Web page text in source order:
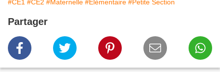
#CE1 #CE2 #Maternelle #Élémentaire #Petite Section
Partager